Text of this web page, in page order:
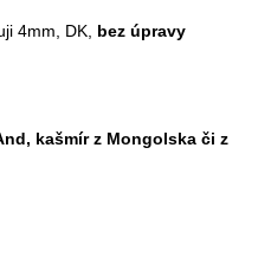
4mm, DK, bez úpravy
kašmír z Mongolska či z